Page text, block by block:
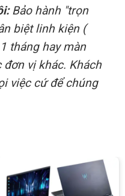
Bảo hành "trọn
biệt linh kiện (
tháng hay màn
vị khác. Khách
việc cứ để chúng